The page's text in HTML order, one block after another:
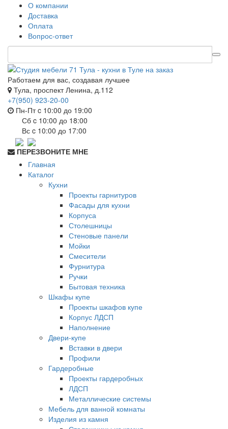
О компании
Доставка
Оплата
Вопрос-ответ
Работаем для вас, создавая лучшее
Тула, проспект Ленина, д.112
+7(950) 923-20-00
Пн-Пт c 10:00 до 19:00
Сб c 10:00 до 18:00
Вс c 10:00 до 17:00
ПЕРЕЗВОНИТЕ МНЕ
Главная
Каталог
Кухни
Проекты гарнитуров
Фасады для кухни
Корпуса
Столешницы
Стеновые панели
Мойки
Смесители
Фурнитура
Ручки
Бытовая техника
Шкафы купе
Проекты шкафов купе
Корпус ЛДСП
Наполнение
Двери-купе
Вставки в двери
Профили
Гардеробные
Проекты гардеробных
ЛДСП
Металлические системы
Мебель для ванной комнаты
Изделия из камня